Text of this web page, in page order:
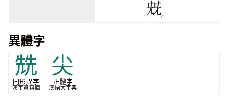
異體字
兟
同形異字
漢字資料庫
尖
正體字
漢語大字典